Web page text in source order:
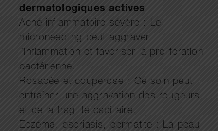
dermatologiques actives
Acné inflammatoire sévère : Le
microneedling peut aggraver
l’inflammation et favoriser la prolifération
bactérienne.
Rosacée et couperose : Ce soin peut
entraîner une aggravation des rougeurs
et de la fragilité capillaire.
Eczéma, psoriasis, dermatite : La peau